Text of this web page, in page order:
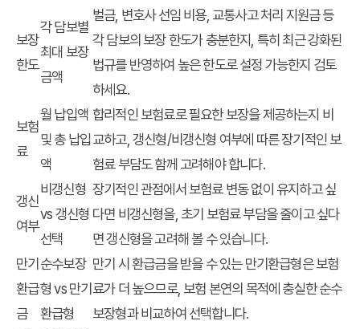
보장
한도
각 담보별
최대 보장
금액
벌금, 변호사 선임 비용, 교통사고 처리 지원금 등
각 담보의 보장 한도가 충분한지, 특히 최근 강화된
법규를 반영하여 높은 한도로 설정 가능한지 검토
하세요.
보험
료
월 납입액
및 총 납입
액
합리적인 보험료로 필요한 보장을 제공하는지 비
교하고, 갱신형/비갱신형 여부에 따른 장기적인 보
험료 부담도 함께 고려해야 합니다.
갱신
여부
비갱신형
vs 갱신형
선택
장기적인 관점에서 보험료 변동 없이 유지하고 싶
다면 비갱신형을, 초기 보험료 부담을 줄이고 싶다
면 갱신형을 고려해 볼 수 있습니다.
만기
환급
금
순수보장
형 vs 만기
환급형
만기 시 환급금을 받을 수 있는 만기환급형은 보험
료가 더 높으므로, 보험 본연의 목적에 충실한 순수
보장형과 비교하여 선택합니다.